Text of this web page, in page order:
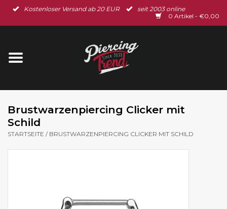
Kostenloser Versand ab 20 EUR
seit 2003 online
0 Artikel - €0,00
Startseite
Ohrschmuck
Brustwarzenpiercing Clicker mit
Schild
STARTSEITE / BRUSTWARZENPIERCING CLICKER MIT SCHILD